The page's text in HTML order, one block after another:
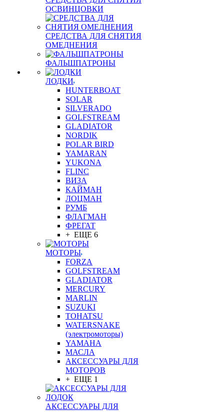
ОСВИНЦОВКИ
СРЕДСТВА ДЛЯ СНЯТИЯ
ОМЕДНЕНИЯ
ФАЛЬШПАТРОНЫ
ЛОДКИ
HUNTERBOAT
SOLAR
SILVERADO
GOLFSTREAM
GLADIATOR
NORDIK
POLAR BIRD
YAMARAN
YUKONA
FLINC
ВИЗА
КАЙМАН
ЛОЦМАН
РУМБ
ФЛАГМАН
ФРЕГАТ
+ ЕЩЕ 6
МОТОРЫ
FORZA
GOLFSTREAM
GLADIATOR
MERCURY
MARLIN
SUZUKI
TOHATSU
WATERSNAKE
(электромоторы)
YAMAHA
МАСЛА
АКСЕССУАРЫ ДЛЯ
МОТОРОВ
+ ЕЩЕ 1
АКСЕССУАРЫ ДЛЯ